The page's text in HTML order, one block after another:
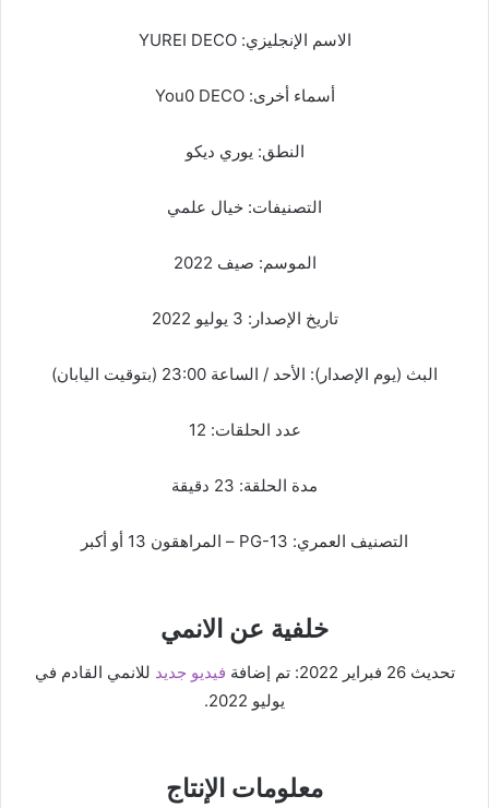
الاسم الإنجليزي: YUREI DECO
أسماء أخرى: You0 DECO
النطق: يوري ديكو
التصنيفات: خيال علمي
الموسم: صيف 2022
تاريخ الإصدار: 3 يوليو 2022
البث (يوم الإصدار): الأحد / الساعة 23:00 (بتوقيت اليابان)
عدد الحلقات: 12
مدة الحلقة: 23 دقيقة
التصنيف العمري: PG-13 – المراهقون 13 أو أكبر
خلفية عن الانمي
تحديث 26 فبراير 2022: تم إضافة فيديو جديد للانمي القادم في
يوليو 2022.
معلومات الإنتاج